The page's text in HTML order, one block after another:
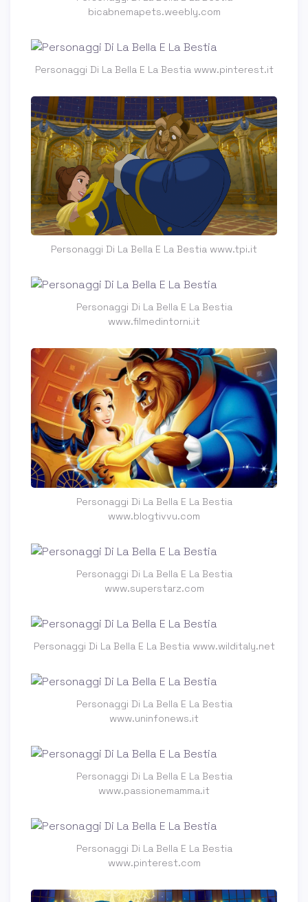
bicabnemapets.weebly.com
Personaggi Di La Bella E La Bestia www.pinterest.it
Personaggi Di La Bella E La Bestia www.tpi.it
Personaggi Di La Bella E La Bestia
www.filmedintorni.it
Personaggi Di La Bella E La Bestia
www.blogtivvu.com
Personaggi Di La Bella E La Bestia
www.superstarz.com
Personaggi Di La Bella E La Bestia www.wilditaly.net
Personaggi Di La Bella E La Bestia
www.uninfonews.it
Personaggi Di La Bella E La Bestia
www.passionemamma.it
Personaggi Di La Bella E La Bestia
www.pinterest.com